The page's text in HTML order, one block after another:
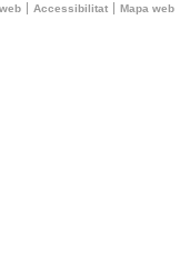
Accessibilitat Mapa web